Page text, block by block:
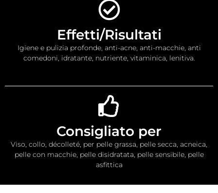
Effetti/Risultati
Igiene e pulizia profonde, anti-acne, anti-macchie, anti
comedoni, idratante, nutriente, vitaminica, lenitiva.
Consigliato per
Viso, collo, décolleté, per pelle grassa, pelle secca, acneica,
pelle con macchie, pelle disidratata, pelle sensibile, pelle
asfittica